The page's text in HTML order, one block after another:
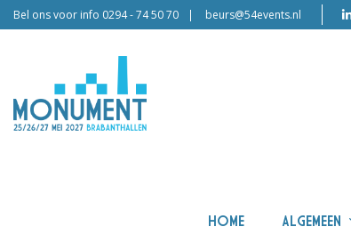
Bel ons voor info 0294 - 74 50 70 beurs@54events.nl
HOME ALGEMEEN